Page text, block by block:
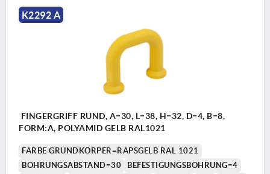
K2292 A
FINGERGRIFF RUND, A=30, L=38, H=32, D=4, B=8,
FORM:A, POLYAMID GELB RAL1021
FARBE GRUNDKÖRPER=RAPSGELB RAL 1021
BOHRUNGSABSTAND=30
BEFESTIGUNGSBOHRUNG=4